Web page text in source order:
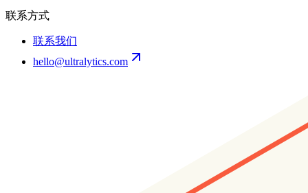
联系方式
联系我们
hello@ultralytics.com